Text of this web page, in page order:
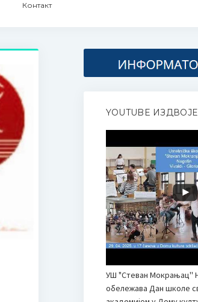
Контакт
YOUTUBE
УШ "Стеван Мокрањац''
обележава Дан школе